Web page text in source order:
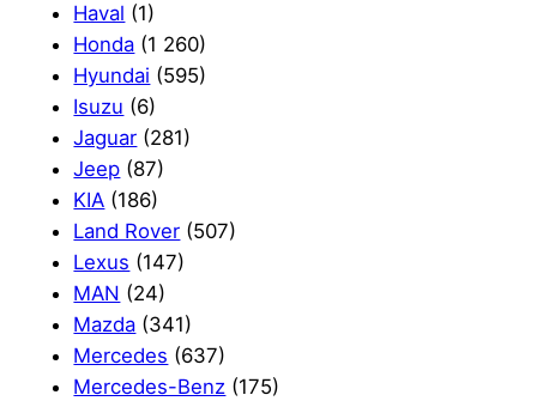
Haval (1)
Honda (1 260)
Hyundai (595)
Isuzu (6)
Jaguar (281)
Jeep (87)
KIA (186)
Land Rover (507)
Lexus (147)
MAN (24)
Mazda (341)
Mercedes (637)
Mercedes-Benz (175)